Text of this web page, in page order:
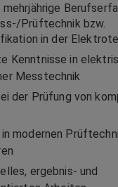
Prüftechnik bzw.
in der
Kenntnisse in
Messtechnik
der Prüfung von
modernen
ergebnis- und